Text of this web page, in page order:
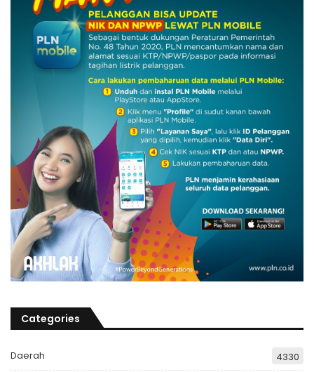
Categories
Daerah 4330